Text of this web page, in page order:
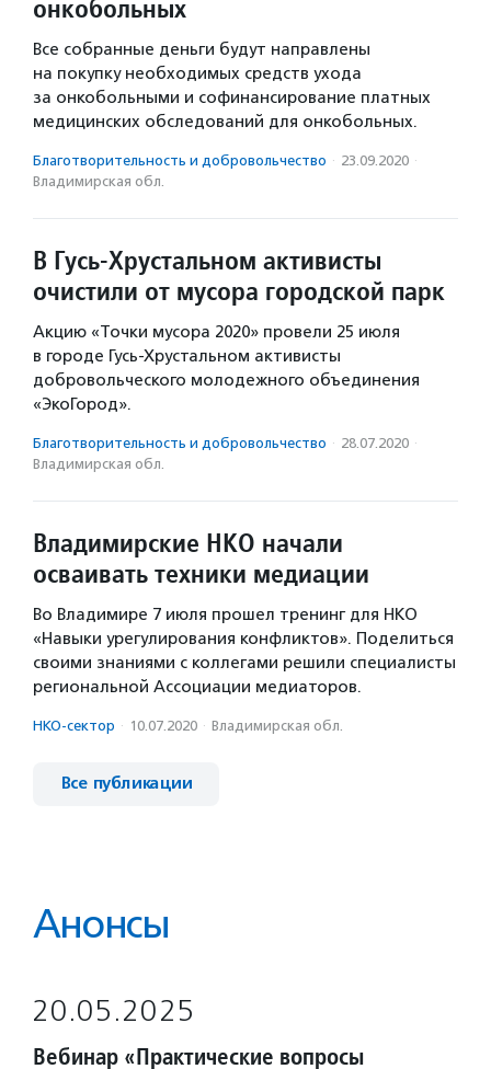
онкобольных
Все собранные деньги будут направлены
на покупку необходимых средств ухода
за онкобольными и софинансирование платных
медицинских обследований для онкобольных.
Благотвори­тель­ность и доброволь­чест­во · 23.09.2020 ·
Владимирская обл.
В Гусь-Хрустальном активисты
очистили от мусора городской парк
Акцию «Точки мусора 2020» провели 25 июля
в городе Гусь-Хрустальном активисты
добровольческого молодежного объединения
«ЭкоГород».
Благотвори­тель­ность и доброволь­чест­во · 28.07.2020 ·
Владимирская обл.
Владимирские НКО начали
осваивать техники медиации
Во Владимире 7 июля прошел тренинг для НКО
«Навыки урегулирования конфликтов». Поделиться
своими знаниями с коллегами решили специалисты
региональной Ассоциации медиаторов.
НКО-сектор · 10.07.2020 · Владимирская обл.
Все публикации
Анонсы
20.05.2025
Вебинар «Практические вопросы